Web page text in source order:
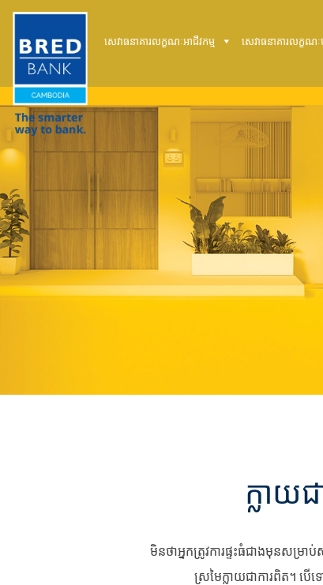
សេវាធនាគារលក្ខណៈអាជីវកម្ម សេវាធនាគារលក្ខណ
ក្លាយ
មិនថាអ្នកត្រូវការផ្ទះធំជាងមុនសម្រ
ស្រមៃក្លាយជាការពិត។ បើ